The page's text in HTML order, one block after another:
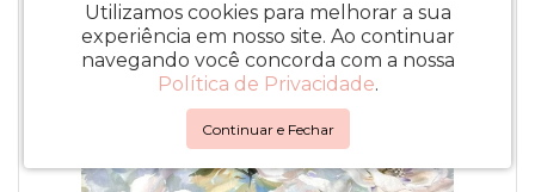
Utilizamos cookies para melhorar a sua
experiência em nosso site. Ao continuar
navegando você concorda com a nossa
Política de Privacidade.
Continuar e Fechar